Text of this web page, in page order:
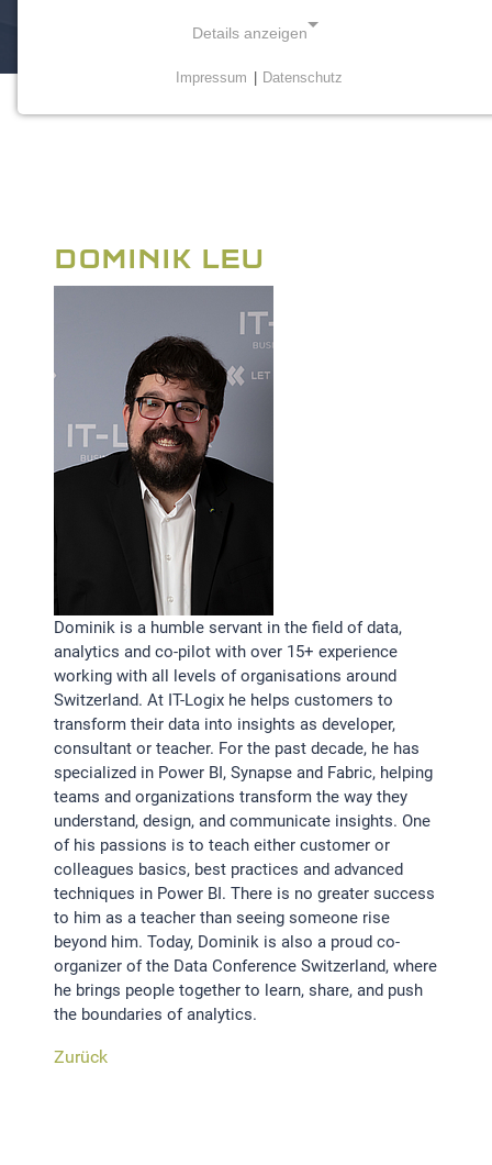
DOMINIK LEU
Dominik is a humble servant in the field of data,
analytics and co-pilot with over 15+ experience
working with all levels of organisations around
Switzerland. At IT-Logix he helps customers to
transform their data into insights as developer,
consultant or teacher. For the past decade, he has
specialized in Power BI, Synapse and Fabric, helping
teams and organizations transform the way they
understand, design, and communicate insights. One
of his passions is to teach either customer or
colleagues basics, best practices and advanced
techniques in Power BI. There is no greater success
to him as a teacher than seeing someone rise
beyond him. Today, Dominik is also a proud co-
organizer of the Data Conference Switzerland, where
he brings people together to learn, share, and push
the boundaries of analytics.
Zurück
Details anzeigen
Name:
Dieser Cookie speichert die ausgewählten
Einverständnis-Optionen des Benutzers
Cookie Laufzeit:
1 Jahr
STATISTIK
Statistik Cookies erfassen Informationen anonym.
Diese Informationen helfen uns zu verstehen, wie
unsere Besucher unsere Website nutzen.Statistik
Google Analytics
LinkedIn
MSCI Analytics
MARKETING
SalesViewer
Um Inhalte von Videoplattformen und Social Media
Impressum Datenschutz